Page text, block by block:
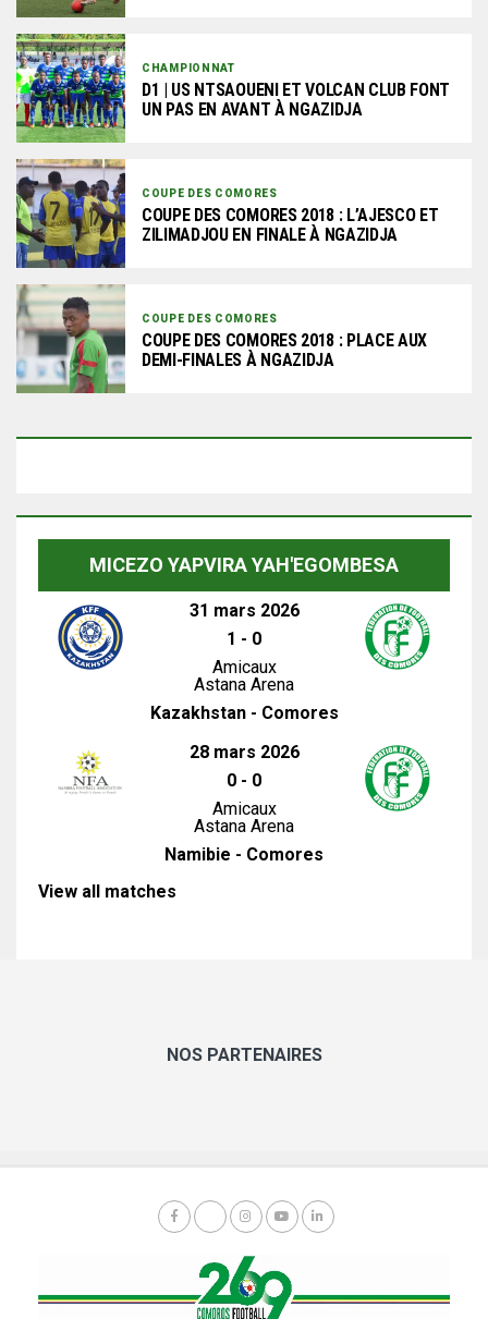
CHAMPIONNAT
D1 | US NTSAOUENI ET VOLCAN CLUB FONT
UN PAS EN AVANT À NGAZIDJA
COUPE DES COMORES
COUPE DES COMORES 2018 : L’AJESCO ET
ZILIMADJOU EN FINALE À NGAZIDJA
COUPE DES COMORES
COUPE DES COMORES 2018 : PLACE AUX
DEMI-FINALES À NGAZIDJA
MICEZO YAPVIRA YAH'EGOMBESA
31 mars 2026
1 - 0
Amicaux
Astana Arena
Kazakhstan - Comores
28 mars 2026
0 - 0
Amicaux
Astana Arena
Namibie - Comores
View all matches
NOS PARTENAIRES